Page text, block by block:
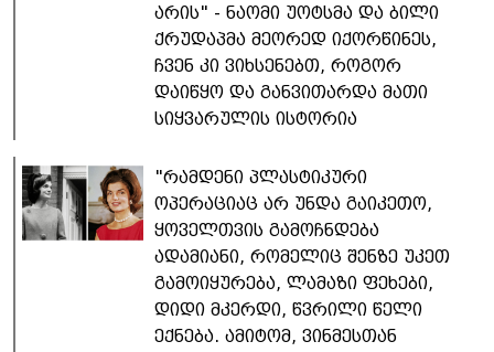
არის" - ნაომი უოტსმა და ბილი
ქრუდაპმა მეორედ იქორწინეს,
ჩვენ კი ვიხსენებთ, როგორ
დაიწყო და განვითარდა მათი
სიყვარულის ისტორია
"რამდენი პლასტიკური
ოპერაციაც არ უნდა გაიკეთო,
ყოველთვის გამოჩნდება
ადამიანი, რომელიც შენზე უკეთ
გამოიყურება, ლამაზი ფეხები,
დიდი მკერდი, წვრილი წელი
ექნება. ამიტომ, ვინმესთან